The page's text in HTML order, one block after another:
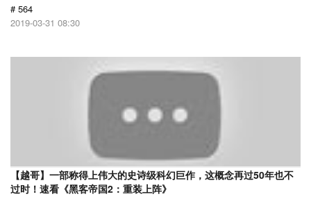
# 564
2019-03-31 08:30
【越哥】一部称得上伟大的史诗级科幻巨作，这概念再过50年也不
过时！速看《黑客帝国2：重装上阵》